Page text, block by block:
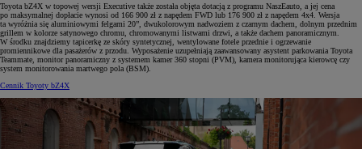
Toyota bZ4X w topowej wersji Executive także została objęta dotacją z programu NaszEauto, a jej cena
po maksymalnej dopłacie wynosi od 166 900 zł z napędem FWD lub 176 900 zł z napędem 4x4. Wersja
ta wyróżnia się aluminiowymi felgami 20”, dwukolorowym nadwoziem z czarnym dachem, dolnym przednim
grillem w kolorze satynowego chromu, chromowanymi listwami drzwi, a także dachem panoramicznym.
W środku znajdziemy tapicerkę ze skóry syntetycznej, wentylowane fotele przednie i ogrzewanie
promiennikowe dla pasażerów z przodu. Wyposażenie uzupełniają zaawansowany asystent parkowania Toyota
Teammate, monitor panoramiczny z systemem kamer 360 stopni (PVM), kamera monitorująca kierowcę czy
system monitorowania martwego pola (BSM).
Cennik Toyoty bZ4X